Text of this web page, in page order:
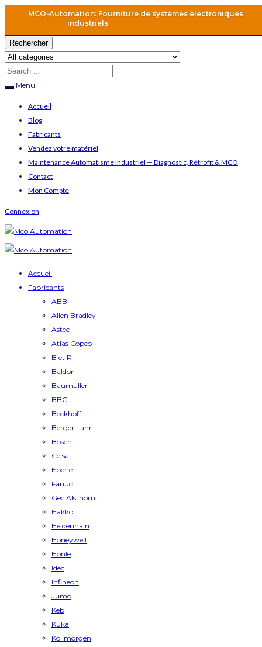
MCO-Automation: Fourniture de systèmes électroniques
industriels
Rechercher
Menu
Accueil
Blog
Fabricants
Vendez votre matériel
Maintenance Automatisme Industriel — Diagnostic, Rétrofit & MCO
Contact
Mon Compte
Connexion
Accueil
Fabricants
ABB
Allen Bradley
Astec
Atlas Copco
B et R
Baldor
Baumuller
BBC
Beckhoff
Berger Lahr
Bosch
Celsa
Eberle
Fanuc
Gec Alsthom
Hakko
Heidenhain
Honeywell
Honle
Idec
Infineon
Jumo
Keb
Kuka
Kollmorgen